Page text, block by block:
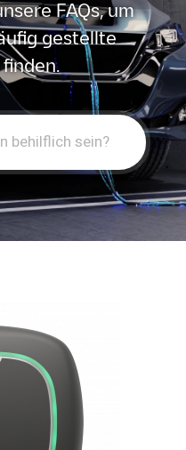
FAQs, um
gestellte